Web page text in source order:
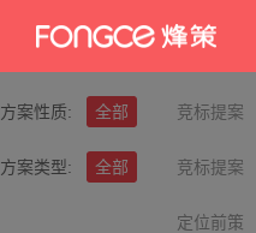
方案性质: 全部 竞标提案
方案类型: 全部 竞标提案
定位前策